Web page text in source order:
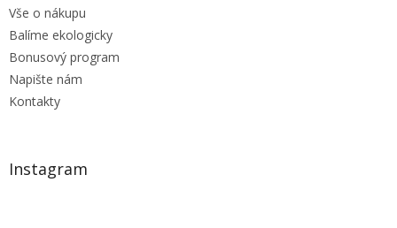
Vše o nákupu
Balíme ekologicky
Bonusový program
Napište nám
Kontakty
Instagram